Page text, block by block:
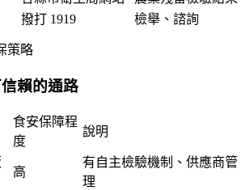
撥打 1919 檢舉、諮詢
策略
賴的通路
食安保障程
度
說明
高
有自主檢驗機制、供應商管
理